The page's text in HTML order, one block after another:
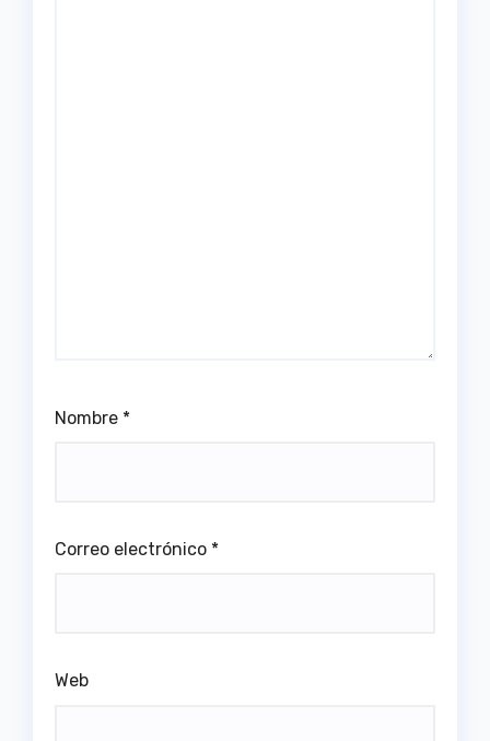
Nombre *
Correo electrónico *
Web